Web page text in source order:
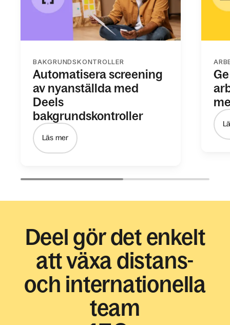
BAKGRUNDSKONTROLLER
Automatisera screening
av nyanställda med
Deels
bakgrundskontroller
Läs mer
Deel gör det enkelt
att växa distans-
och internationella
team